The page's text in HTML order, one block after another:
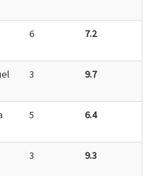
6 7.2
3 9.7
5 6.4
3 9.3